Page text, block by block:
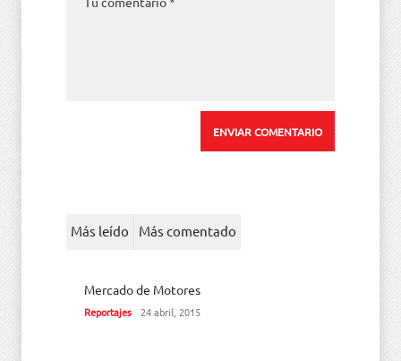
Más leído Más comentado
Mercado de Motores
Reportajes 24 abril, 2015